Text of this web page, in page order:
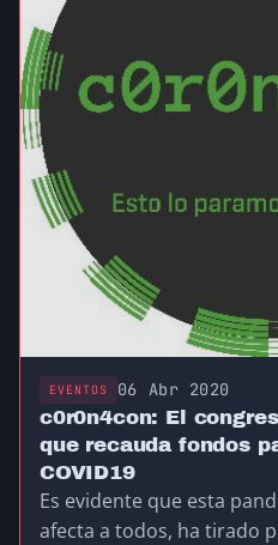
EVENTOS 06 Abr 2020
c0r0n4con: El
que recauda fondos
COVID19
Es evidente que esta
afecta a todos, ha tirado